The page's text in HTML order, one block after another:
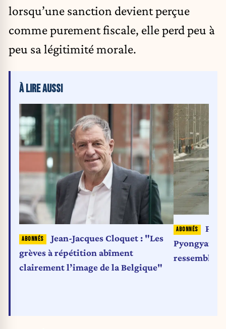
lorsqu’une sanction devient perçue
comme purement fiscale, elle perd peu à
peu sa légitimité morale.
À LIRE AUSSI
Jean-Jacques Cloquet : "Les
grèves à répétition abîment
clairement l’image de la Belgique"
Pyongyang
ressembler